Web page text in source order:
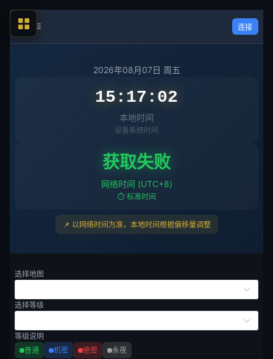
未连接 连接
2026年08月07日 周五
15:17:02
本地时间
设备系统时间
获取失败
网络时间 (UTC+8)
⏱️ 标准时间
📌 以网络时间为准，本地时间根据偏移量调整
选择地图
选择等级
等级说明
普通
机密 绝密 永夜